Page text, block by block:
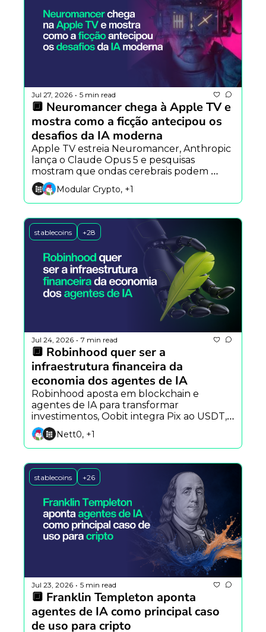
Jul 27, 2026 • 5 min read
🔲 Neuromancer chega à Apple TV e
mostra como a ficção antecipou os
desafios da IA moderna
Apple TV estreia Neuromancer, Anthropic
lança o Claude Opus 5 e pesquisas
mostram que ondas cerebrais podem
acelerar a próxima geração da robótica
com IA.Modular Crypto, +1
stablecoins +28
Jul 24, 2026 • 7 min read
🔲 Robinhood quer ser a
infraestrutura financeira da
economia dos agentes de IA
Robinhood aposta em blockchain e
agentes de IA para transformar
investimentos, Oobit integra Pix ao USDT,
Black Forest Labs lança o FLUX 3 e Alibaba
apresenta o Qwen Image 3.
Nett0, +1
stablecoins +26
Jul 23, 2026 • 5 min read
🔲 Franklin Templeton aponta
agentes de IA como principal caso
de uso para cripto